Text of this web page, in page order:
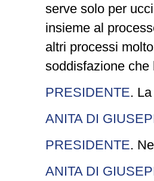
serve solo per
insieme al
altri processi
soddisfazione che
PRESIDENTE.
ANITA DI
PRESIDENTE.
ANITA DI